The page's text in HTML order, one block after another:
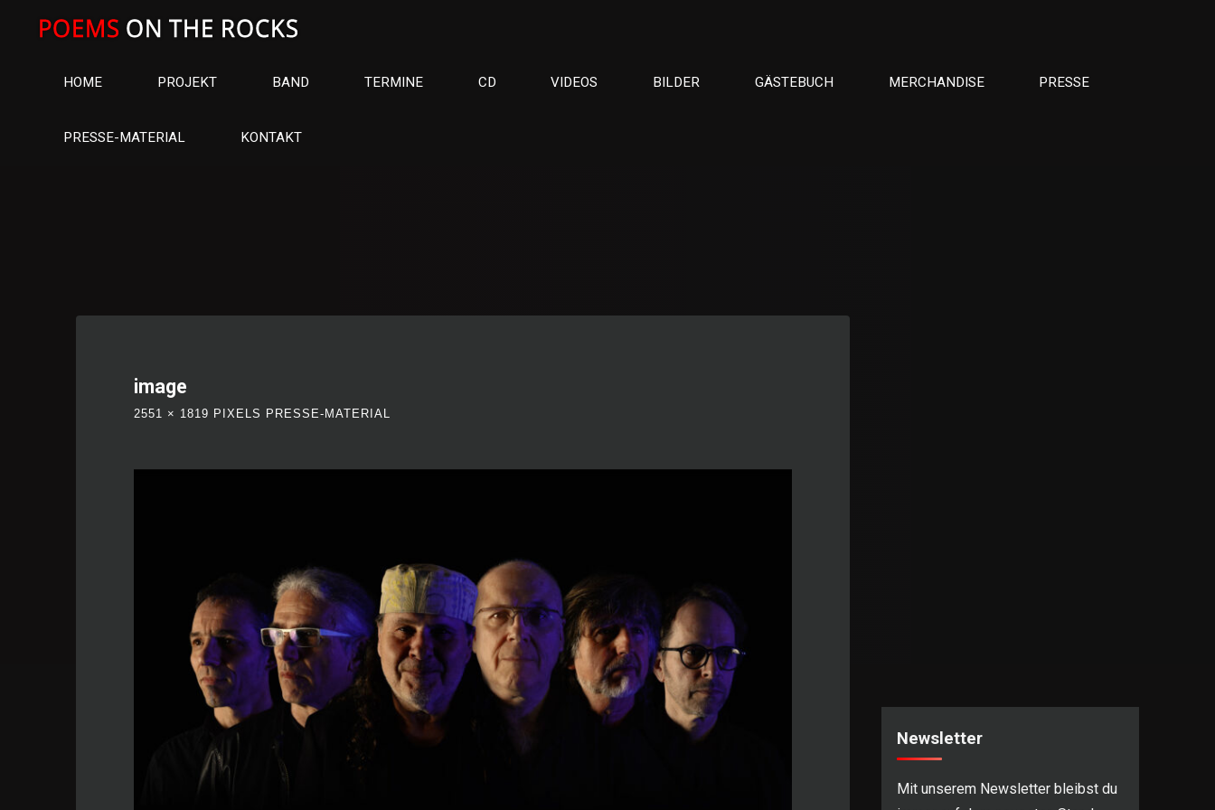
HOME PROJEKT BAND TERMINE CD VIDEOS BILDER GÄSTEBUCH MERCHANDISE PRESSE
PRESSE-MATERIAL KONTAKT
image
FULL
2551 × 1819 PIXELS PRESSE-MATERIAL
Newsletter
Mit unserem Newsletter bleibst du